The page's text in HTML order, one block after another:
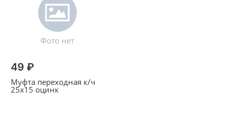
49 ₽
Муфта переходная к/ч
25х15 оцинк